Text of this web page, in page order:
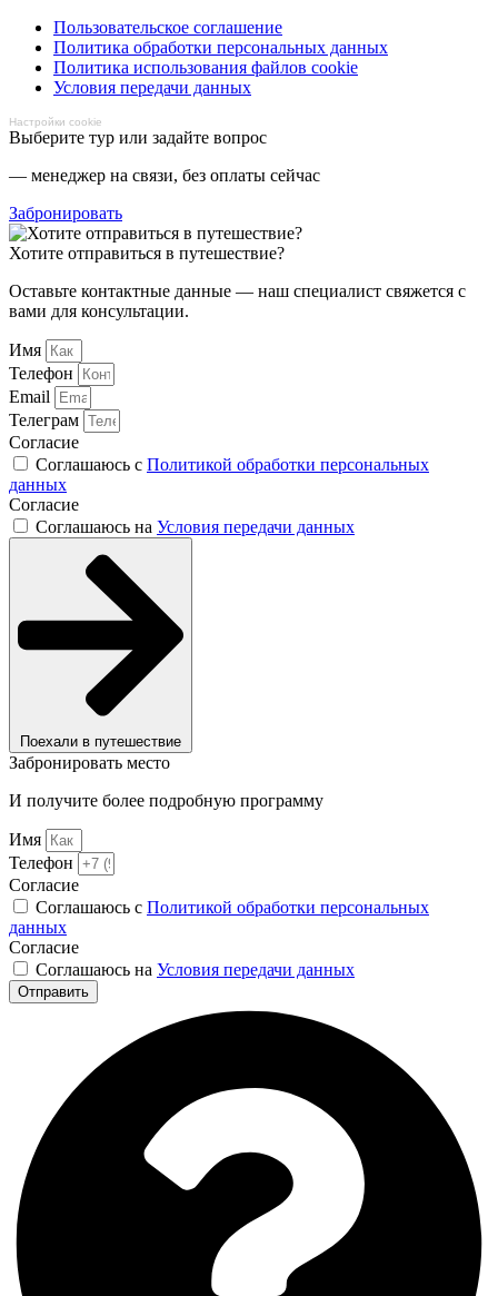
Пользовательское соглашение
Политика обработки персональных данных
Политика использования файлов cookie
Условия передачи данных
Настройки cookie
Выберите тур или задайте вопрос
— менеджер на связи, без оплаты сейчас
Забронировать
Хотите отправиться в путешествие?
Оставьте контактные данные — наш специалист свяжется с
вами для консультации.
Имя
Телефон
Email
Телеграм
Согласие
Соглашаюсь с Политикой обработки персональных
данных
Согласие
Соглашаюсь на Условия передачи данных
Поехали в путешествие
Забронировать место
И получите более подробную программу
Имя
Телефон
Согласие
Соглашаюсь с Политикой обработки персональных
данных
Согласие
Соглашаюсь на Условия передачи данных
Отправить